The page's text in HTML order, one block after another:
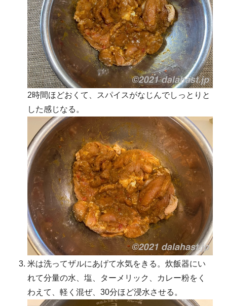
2時間ほどおくて、スパイスがなじんでしっとりと
した感じなる。
米は洗ってザルにあげて水気をきる。炊飯器にい
れて分量の水、塩、ターメリック、カレー粉をく
わえて、軽く混ぜ、30分ほど浸水させる。